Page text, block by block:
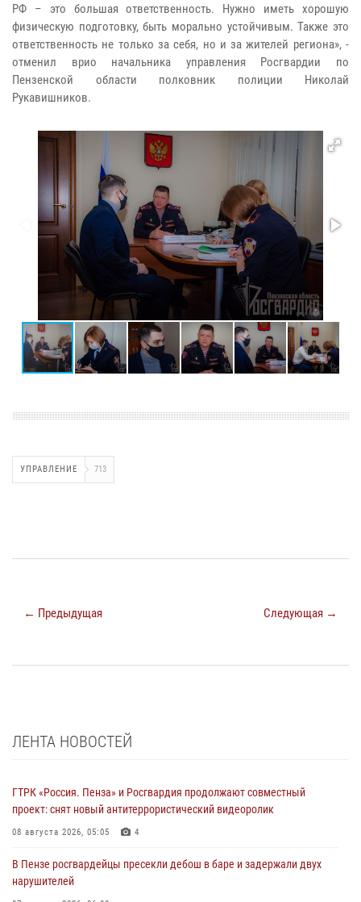
РФ – это большая ответственность. Нужно иметь хорошую
физическую подготовку, быть морально устойчивым. Также это
ответственность не только за себя, но и за жителей региона», -
отменил врио начальника управления Росгвардии по
Пензенской области полковник полиции Николай
Рукавишников.
УПРАВЛЕНИЕ 713
← Предыдущая Следующая →
ЛЕНТА НОВОСТЕЙ
ГТРК «Россия. Пенза» и Росгвардия продолжают совместный
проект: снят новый антитеррористический видеоролик
08 августа 2026, 05:05 4
В Пензе росгвардейцы пресекли дебош в баре и задержали двух
нарушителей